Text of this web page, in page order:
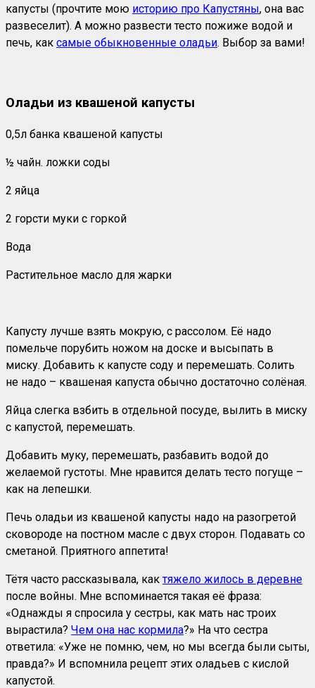
капусты (прочтите мою историю про Капустяны, она вас
развеселит). А можно развести тесто пожиже водой и
печь, как самые обыкновенные оладьи. Выбор за вами!
Оладьи из квашеной капусты
0,5л банка квашеной капусты
½ чайн. ложки соды
2 яйца
2 горсти муки с горкой
Вода
Растительное масло для жарки
Капусту лучше взять мокрую, с рассолом. Её надо
помельче порубить ножом на доске и высыпать в
миску. Добавить к капусте соду и перемешать. Солить
не надо – квашеная капуста обычно достаточно солёная.
Яйца слегка взбить в отдельной посуде, вылить в миску
с капустой, перемешать.
Добавить муку, перемешать, разбавить водой до
желаемой густоты. Мне нравится делать тесто погуще –
как на лепешки.
Печь оладьи из квашеной капусты надо на разогретой
сковороде на постном масле с двух сторон. Подавать со
сметаной. Приятного аппетита!
Тётя часто рассказывала, как тяжело жилось в деревне
после войны. Мне вспоминается такая её фраза:
«Однажды я спросила у сестры, как мать нас троих
вырастила? Чем она нас кормила?» На что сестра
ответила: «Уже не помню, чем, но мы всегда были сыты,
правда?» И вспомнила рецепт этих оладьев с кислой
капустой.